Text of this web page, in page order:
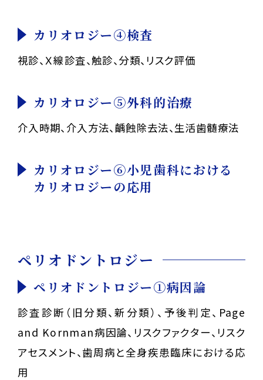
カリオロジー④検査
視診、Ｘ線診査、触診、分類、リスク評価
カリオロジー⑤外科的治療
介入時期、介入方法、齲蝕除去法、生活歯髄療法
カリオロジー⑥小児歯科における
カリオロジーの応用
ペリオドントロジー
ペリオドントロジー①病因論
診査診断（旧分類、新分類）、予後判定、Page
and Kornman病因論、 リスクファクター、リスク
アセスメント、歯周病と全身疾患臨床における応
用